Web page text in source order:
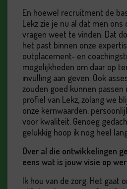
En hoewel recruitment de
Lekz zie je nu al dat men ons
vragen weet te vinden. Dat
het past binnen onze
outplacement- en
mogelijkheden om daar op
invulling aan geven. Ook
zouden goed kunnen
profiel van Lekz, zolang we
onze kernwaarden:
voor kwaliteit. Genoeg
gelukkig hoop ik nog heel
Over al die ontwikkelingen
eens wat is jouw visie op
Ik hou van de zorg. Het gaat